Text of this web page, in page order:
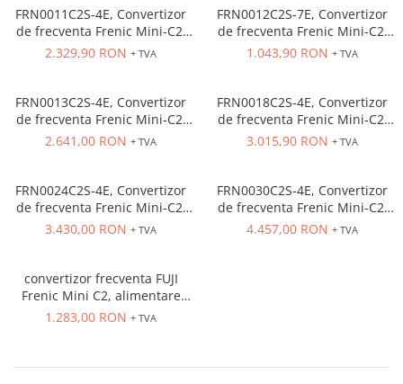
Convertizoare de frecventa
Delta Electronics
Schneider Electric
Rezistente franare
Accesorii generale
Servo-Motoare )
Soft Startere
Power meter
Regulatoare de temperatura si
Seria DTK
FRN0011C2S-4E, Convertizor
de frecventa Frenic Mini-C2,
alimentare trifazata 380 VAC,
2.329,90 RON + TVA
FRN0012C2S-7E, Convertizor
de frecventa Frenic Mini-C2,
alimentare monofazata 230
1.043,90 RON + TVA
FRN0013C2S-4E, Convertizor
de frecventa Frenic Mini-C2,
alimentare trifazata 380 VAC,
2.641,00 RON + TVA
FRN0018C2S-4E, Convertizor
de frecventa Frenic Mini-C2,
alimentare trifazata 380 VAC,
3.015,90 RON + TVA
FRN0024C2S-4E, Convertizor
de frecventa Frenic Mini-C2,
alimentare trifazata 380 VAC,
3.430,00 RON + TVA
FRN0030C2S-4E, Convertizor
de frecventa Frenic Mini-C2,
alimentare trifazata 380 VAC,
4.457,00 RON + TVA
convertizor frecventa FUJI
Frenic Mini C2, alimentare
trifazata 400VAC, iesire
1.283,00 RON + TVA